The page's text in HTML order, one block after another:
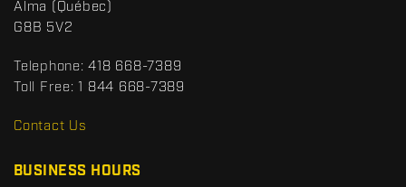
c
t
o
t
s
R
Alma (Québec)
G8B 5V2
Telephone: 418 668-7389
Toll Free: 1 844 668-7389
Contact Us
BUSINESS HOURS